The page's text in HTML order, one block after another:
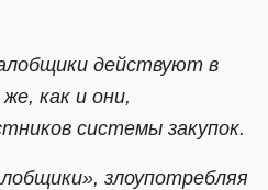
действуют в
как и они,
системы закупок.
злоупотребляя